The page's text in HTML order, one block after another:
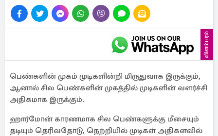
விளம்பரம்
பெண்களின் முகம் முடிகளின்றி மிருதுவாக இருக்கும்,
ஆனால் சில பெண்களின் முகத்தில் முடிகளின் வளர்ச்சி
அதிகமாக இருக்கும்.
ஹார்மோன் காரணமாக சில பெண்களுக்கு மீசையும்
தடியும் தெரிவதோடு, நெற்றியில் முடிகள் அதிகளவில்